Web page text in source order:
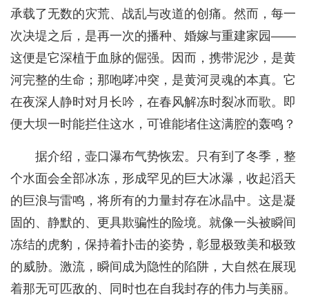
承载了无数的灾荒、战乱与改道的创痛。然而，每一
次决堤之后，是再一次的播种、婚嫁与重建家园——
这便是它深植于血脉的倔强。因而，携带泥沙，是黄
河完整的生命；那咆哮冲突，是黄河灵魂的本真。它
在夜深人静时对月长吟，在春风解冻时裂冰而歌。即
便大坝一时能拦住这水，可谁能堵住这满腔的轰鸣？
据介绍，壶口瀑布气势恢宏。只有到了冬季，整
个水面会全部冰冻，形成罕见的巨大冰瀑，收起滔天
的巨浪与雷鸣，将所有的力量封存在冰晶中。这是凝
固的、静默的、更具欺骗性的险境。就像一头被瞬间
冻结的虎豹，保持着扑击的姿势，彰显极致美和极致
的威胁。激流，瞬间成为隐性的陷阱，大自然在展现
着那无可匹敌的、同时也在自我封存的伟力与美丽。